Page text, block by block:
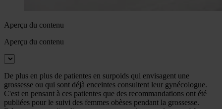
Aperçu du contenu
Aperçu du contenu
De plus en plus de patientes en surpoids qui envisagent une
grossesse ou qui sont déjà enceintes consultent leur gynécologue.
C'est en pensant à ces patientes que des recommandations ont été
publiées pour le suivi des femmes obèses pendant la grossesse.